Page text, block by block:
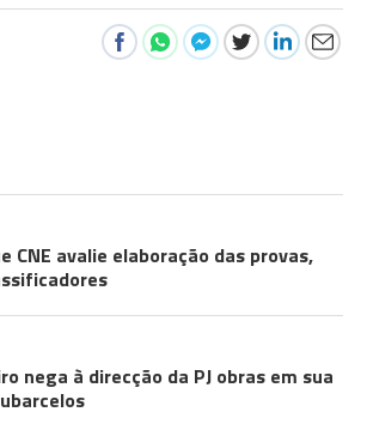
CNE avalie elaboração das provas,
nega à direcção da PJ obras em sua